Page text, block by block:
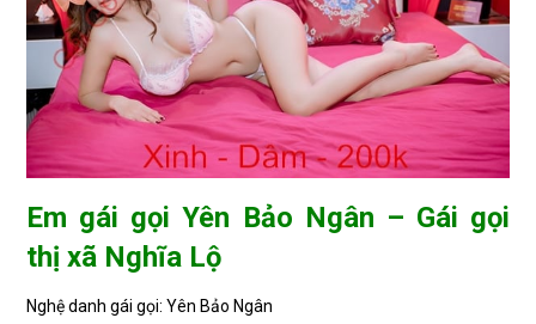
Em gái gọi Yên Bảo Ngân – Gái gọi
thị xã Nghĩa Lộ
Nghệ danh gái gọi: Yên Bảo Ngân